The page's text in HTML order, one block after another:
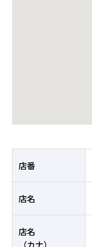
店番
店名
店名
（カナ）